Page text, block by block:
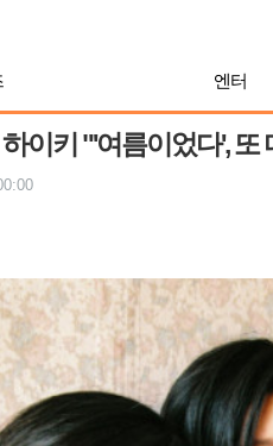
엔터
이키 "'여름이었다',